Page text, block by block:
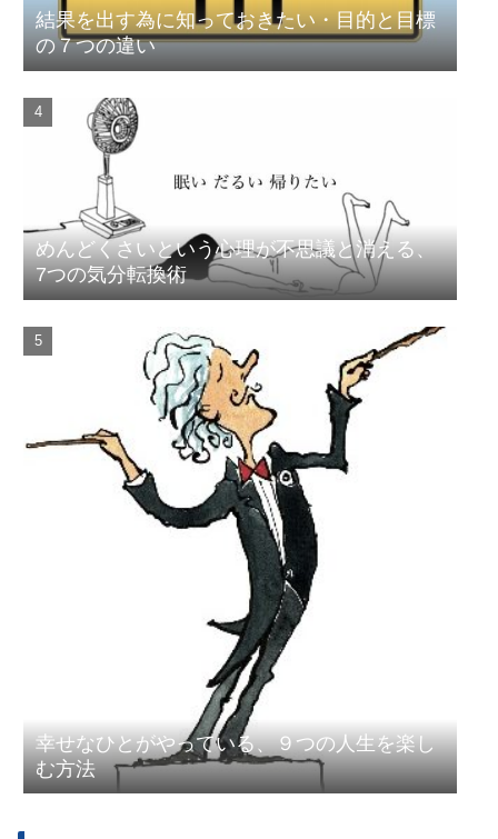
結果を出す為に知っておきたい・目的と目標
の７つの違い
めんどくさいという心理が不思議と消える、
7つの気分転換術
幸せなひとがやっている、９つの人生を楽し
む方法